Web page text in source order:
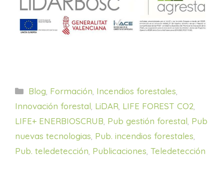
Categorías
Blog Formación Incendios forestales
Innovación forestal LiDAR LIFE FOREST CO2
LIFE+ ENERBIOSCRUB Pub gestión forestal Pub
nuevas tecnologias Pub. incendios forestales
Pub. teledetección Publicaciones Teledetección